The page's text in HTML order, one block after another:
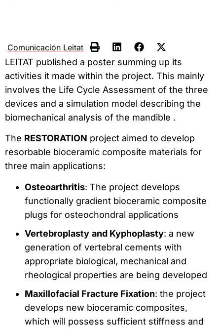
Comunicación Leitat
LEITAT published a poster summing up its
activities it made within the project. This mainly
involves the Life Cycle Assessment of the three
devices and a simulation model describing the
biomechanical analysis of the mandible .
The RESTORATION project aimed to develop
resorbable bioceramic composite materials for
three main applications:
Osteoarthritis: The project develops
functionally gradient bioceramic composite
plugs for osteochondral applications
Vertebroplasty and Kyphoplasty: a new
generation of vertebral cements with
appropriate biological, mechanical and
rheological properties are being developed
Maxillofacial Fracture Fixation: the project
develops new bioceramic composites,
which will possess sufficient stiffness and